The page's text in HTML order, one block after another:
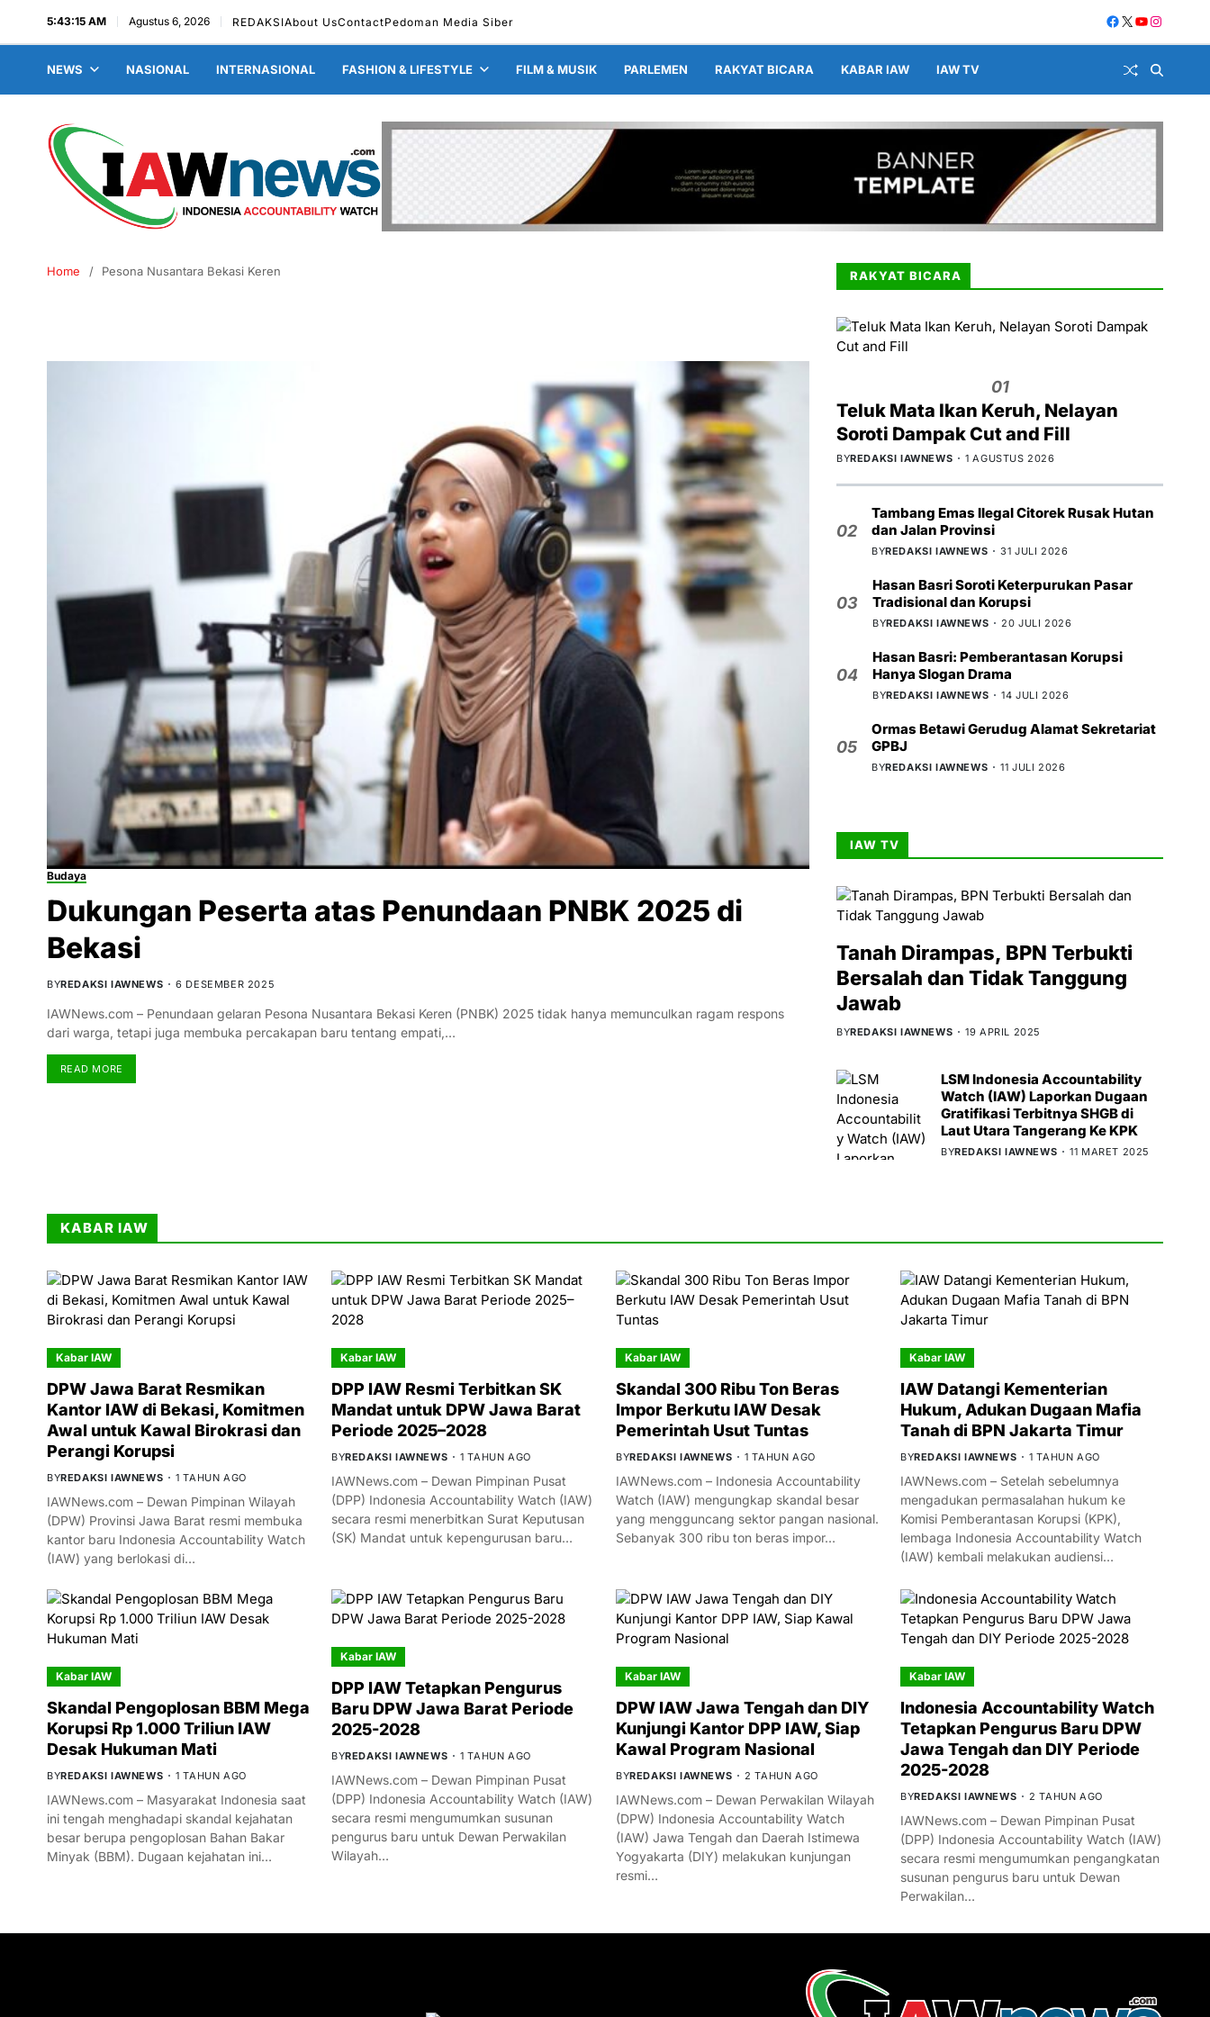
5:43:16 AM Agustus 6, 2026 REDAKSIAbout UsContactPedoman Media Siber
NEWS NASIONAL INTERNASIONAL FASHION & LIFESTYLE FILM & MUSIK PARLEMEN RAKYAT BICARA KABAR IAW IAW TV
Home Pesona Nusantara Bekasi Keren
Budaya
Dukungan Peserta atas Penundaan PNBK 2025 di
Bekasi
BYREDAKSI IAWNEWS 6 DESEMBER 2025
IAWNews.com – Penundaan gelaran Pesona Nusantara Bekasi Keren (PNBK) 2025 tidak hanya memunculkan ragam respons
dari warga, tetapi juga membuka percakapan baru tentang empati,…
READ MORE
RAKYAT BICARA
01
Teluk Mata Ikan Keruh, Nelayan
Soroti Dampak Cut and Fill
BYREDAKSI IAWNEWS 1 AGUSTUS 2026
02
Tambang Emas Ilegal Citorek Rusak Hutan
dan Jalan Provinsi
BYREDAKSI IAWNEWS 31 JULI 2026
03
Hasan Basri Soroti Keterpurukan Pasar
Tradisional dan Korupsi
BYREDAKSI IAWNEWS 20 JULI 2026
04
Hasan Basri: Pemberantasan Korupsi
Hanya Slogan Drama
BYREDAKSI IAWNEWS 14 JULI 2026
05
Ormas Betawi Gerudug Alamat Sekretariat
GPBJ
BYREDAKSI IAWNEWS 11 JULI 2026
IAW TV
Tanah Dirampas, BPN Terbukti
Bersalah dan Tidak Tanggung
Jawab
BYREDAKSI IAWNEWS 19 APRIL 2025
LSM Indonesia Accountability
Watch (IAW) Laporkan Dugaan
Gratifikasi Terbitnya SHGB di
Laut Utara Tangerang Ke KPK
BYREDAKSI IAWNEWS 11 MARET 2025
KABAR IAW
Kabar IAW
DPW Jawa Barat Resmikan
Kantor IAW di Bekasi, Komitmen
Awal untuk Kawal Birokrasi dan
Perangi Korupsi
BYREDAKSI IAWNEWS 1 TAHUN AGO
IAWNews.com – Dewan Pimpinan Wilayah
(DPW) Provinsi Jawa Barat resmi membuka
kantor baru Indonesia Accountability Watch
(IAW) yang berlokasi di…
Kabar IAW
DPP IAW Resmi Terbitkan SK
Mandat untuk DPW Jawa Barat
Periode 2025–2028
BYREDAKSI IAWNEWS 1 TAHUN AGO
IAWNews.com – Dewan Pimpinan Pusat
(DPP) Indonesia Accountability Watch (IAW)
secara resmi menerbitkan Surat Keputusan
(SK) Mandat untuk kepengurusan baru…
Kabar IAW
Skandal 300 Ribu Ton Beras
Impor Berkutu IAW Desak
Pemerintah Usut Tuntas
BYREDAKSI IAWNEWS 1 TAHUN AGO
IAWNews.com – Indonesia Accountability
Watch (IAW) mengungkap skandal besar
yang mengguncang sektor pangan nasional.
Sebanyak 300 ribu ton beras impor…
Kabar IAW
IAW Datangi Kementerian
Hukum, Adukan Dugaan Mafia
Tanah di BPN Jakarta Timur
BYREDAKSI IAWNEWS 1 TAHUN AGO
IAWNews.com – Setelah sebelumnya
mengadukan permasalahan hukum ke
Komisi Pemberantasan Korupsi (KPK),
lembaga Indonesia Accountability Watch
(IAW) kembali melakukan audiensi…
Kabar IAW
Skandal Pengoplosan BBM Mega
Korupsi Rp 1.000 Triliun IAW
Desak Hukuman Mati
BYREDAKSI IAWNEWS 1 TAHUN AGO
IAWNews.com – Masyarakat Indonesia saat
ini tengah menghadapi skandal kejahatan
besar berupa pengoplosan Bahan Bakar
Minyak (BBM). Dugaan kejahatan ini…
Kabar IAW
DPP IAW Tetapkan Pengurus
Baru DPW Jawa Barat Periode
2025-2028
BYREDAKSI IAWNEWS 1 TAHUN AGO
IAWNews.com – Dewan Pimpinan Pusat
(DPP) Indonesia Accountability Watch (IAW)
secara resmi mengumumkan susunan
pengurus baru untuk Dewan Perwakilan
Wilayah…
Kabar IAW
DPW IAW Jawa Tengah dan DIY
Kunjungi Kantor DPP IAW, Siap
Kawal Program Nasional
BYREDAKSI IAWNEWS 2 TAHUN AGO
IAWNews.com – Dewan Perwakilan Wilayah
(DPW) Indonesia Accountability Watch
(IAW) Jawa Tengah dan Daerah Istimewa
Yogyakarta (DIY) melakukan kunjungan
resmi…
Kabar IAW
Indonesia Accountability Watch
Tetapkan Pengurus Baru DPW
Jawa Tengah dan DIY Periode
2025-2028
BYREDAKSI IAWNEWS 2 TAHUN AGO
IAWNews.com – Dewan Pimpinan Pusat
(DPP) Indonesia Accountability Watch (IAW)
secara resmi mengumumkan pengangkatan
susunan pengurus baru untuk Dewan
Perwakilan…